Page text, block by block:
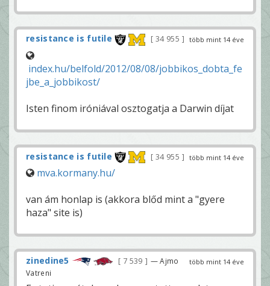
több mint 14 éve
resistance is futile 34 955
index.hu/belfold/2012/08/08/jobbikos_dobta_fe
jbe_a_jobbikost/
Isten finom iróniával osztogatja a Darwin díjat
több mint 14 éve
resistance is futile 34 955
mva.kormany.hu/
van ám honlap is (akkora blőd mint a "gyere
haza" site is)
több mint 14 éve
zinedine5 7 539
— Ajmo
Vatreni